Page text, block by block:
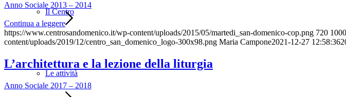
Il Centro
Le attività
Anno Sociale 2013 – 2014
Continua a leggere
https://www.centrosandomenico.it/wp-content/uploads/2015/05/martedi_san-domenico-cop.png 720 1000
content/uploads/2019/12/centro_san_domenico_logo-300x98.png Maria Campone2021-12-27 12:58:36
L’architettura e la lezione della liturgia
Anno Sociale 2017 – 2018